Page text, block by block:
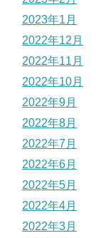
2023年1月
2022年12月
2022年11月
2022年10月
2022年9月
2022年8月
2022年7月
2022年6月
2022年5月
2022年4月
2022年3月